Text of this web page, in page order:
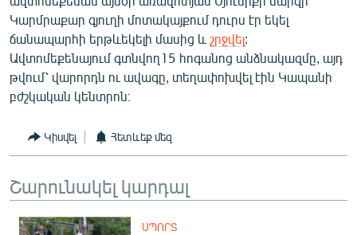
ՀԵՏԵՎԵՔ ՄԵԶ
«Ազատության» բոլոր կայքերը
Կարմրաքար գյուղի մոտակայքում դուրս էր եկել
ճանապարհի երթևեկելի մասից և շրջվել:
Ավտոմեքենայում գտնվող15 հոգանոց անձնակազմը, այդ
թվում՝ վարորդն ու ավագը, տեղափոխվել էին Կապանի
բժշկական կենտրոն։
Կիսվել Հետևեք մեզ
Շարունակել կարդալ
ՍՊՈՐՏ